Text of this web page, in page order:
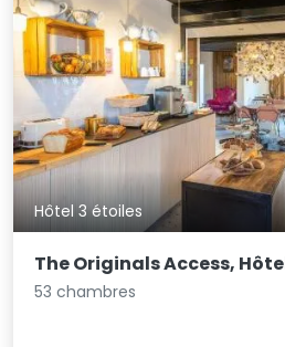
Hôtel 3 étoiles
The Originals Access,
53 chambres